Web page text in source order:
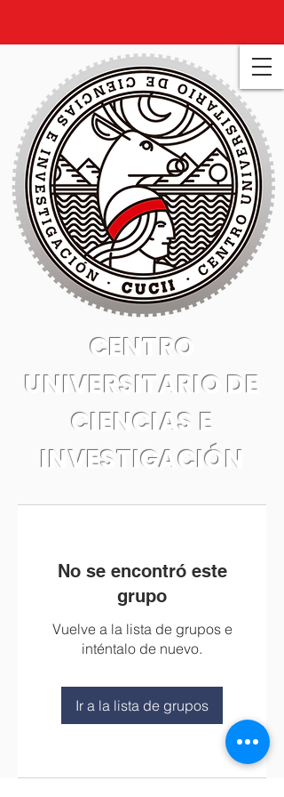
CENTRO
UNIVERSITARIO DE
CIENCIAS E
INVESTIGACIÓN
No se encontró este
grupo
Vuelve a la lista de grupos e
inténtalo de nuevo.
Ir a la lista de grupos